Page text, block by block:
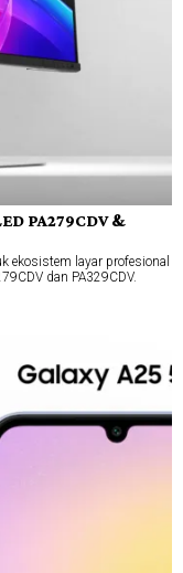
PA279CDV &
ekosistem layar profesional
dan PA329CDV.